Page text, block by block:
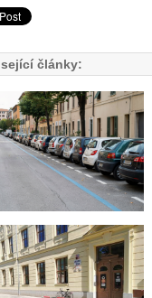
články: